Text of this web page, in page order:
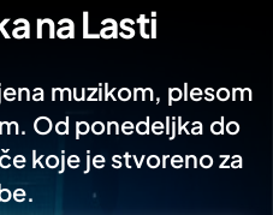
na Lasti
muzikom, plesom
Od ponedeljka do
koje je stvoreno za